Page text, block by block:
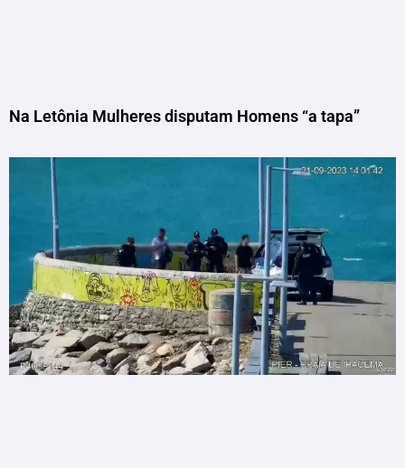
Na Letônia Mulheres disputam Homens “a tapa”